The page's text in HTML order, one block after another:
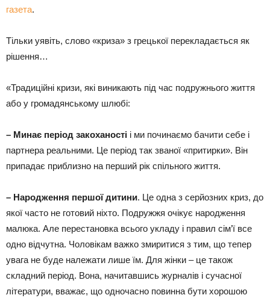
газета.
Тільки уявіть, слово «криза» з грецької перекладається як
рішення…
«Традиційні кризи, які виникають під час подружнього життя
або у громадянському шлюбі:
– Минає період закоханості і ми починаємо бачити себе і
партнера реальними. Це період так званої «притирки». Він
припадає приблизно на перший рік спільного життя.
– Народження першої дитини. Це одна з серйозних криз, до
якої часто не готовий ніхто. Подружжя очікує народження
малюка. Але перестановка всього укладу і правил сім’ї все
одно відчутна. Чоловікам важко змиритися з тим, що тепер
увага не буде належати лише їм. Для жінки – це також
складний період. Вона, начитавшись журналів і сучасної
літератури, вважає, що одночасно повинна бути хорошою